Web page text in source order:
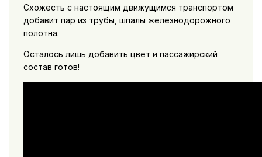
Схожесть с настоящим движущимся транспортом
добавит пар из трубы, шпалы железнодорожного
полотна.
Осталось лишь добавить цвет и пассажирский
состав готов!